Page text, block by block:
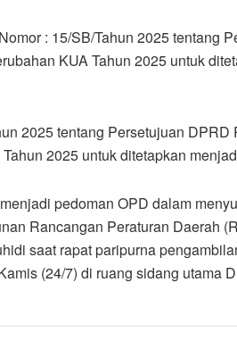
: 15/SB/Tahun 2025 tentang
KUA Tahun 2025 untuk
2025 tentang Persetujuan
2025 untuk ditetapkan
pedoman OPD dalam
Rancangan Peraturan Daerah
saat rapat paripurna
(24/7) di ruang sidang utama